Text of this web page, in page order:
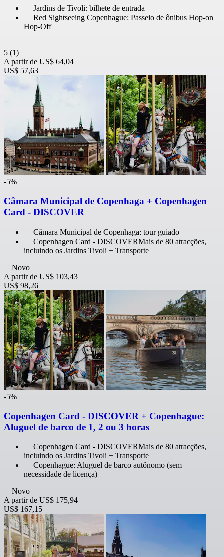
Jardins de Tivoli: bilhete de entrada
Red Sightseeing Copenhague: Passeio de ônibus Hop-on
Hop-Off
5 (1)
A partir de US$ 64,04
US$ 57,63
-5%
Câmara Municipal de Copenhaga + Copenhagen
Card - DISCOVER
Câmara Municipal de Copenhaga: tour guiado
Copenhagen Card - DISCOVERMais de 80 atracções,
incluindo os Jardins Tivoli + Transporte
Novo
A partir de US$ 103,43
US$ 98,26
-5%
Copenhagen Card - DISCOVER + Copenhague:
Aluguel de barco de 1, 2 ou 3 horas
Copenhagen Card - DISCOVERMais de 80 atracções,
incluindo os Jardins Tivoli + Transporte
Copenhague: Aluguel de barco autônomo (sem
necessidade de licença)
Novo
A partir de US$ 175,94
US$ 167,15